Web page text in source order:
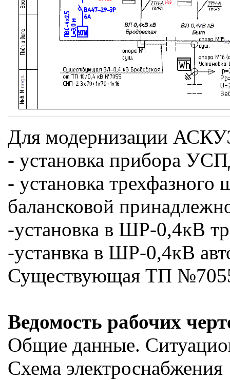
Для модернизации
- установка прибора
- установка
балансковой
-установка в ШР-0,4кВ
-устанвка в ШР-0,4кВ
Существующая ТП №7055
Ведомость рабочих
Общие данные.
Схема электроснабжения